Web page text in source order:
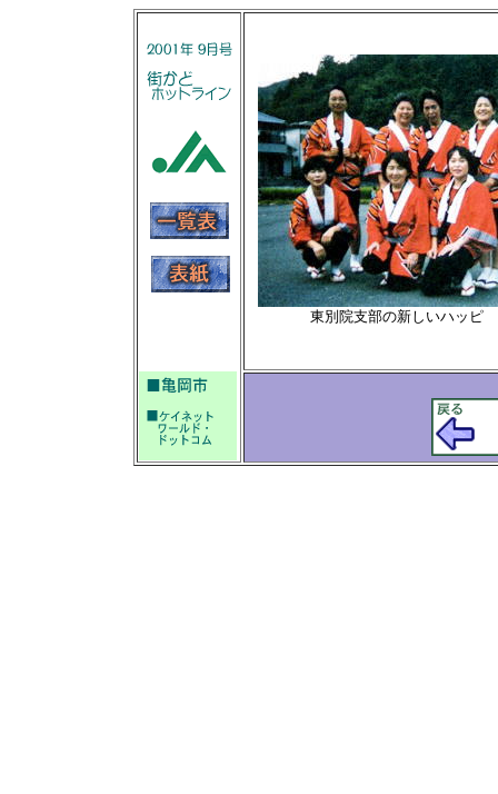
東別院支部の新しいハッピ